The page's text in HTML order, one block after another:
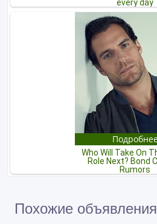
Похожие объявления